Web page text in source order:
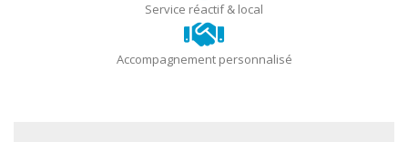
Service réactif & local
Accompagnement personnalisé